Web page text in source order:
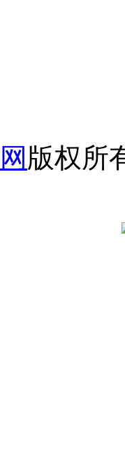
版权所